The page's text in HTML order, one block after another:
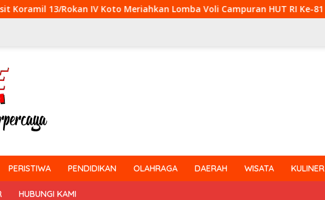
Koto Meriahkan Lomba Voli Campuran HUT RI Ke-81 di Desa Pendalian
PERISTIWA PENDIDIKAN OLAHRAGA DAERAH WISATA KULINER
HUBUNGI KAMI